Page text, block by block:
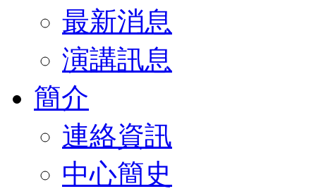
最新消息
演講訊息
簡介
連絡資訊
中心簡史